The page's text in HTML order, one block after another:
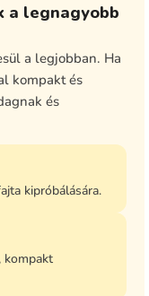
a legnagyobb
a legjobban. Ha
kompakt és
és
kipróbálására.
kompakt